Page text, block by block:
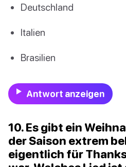
Deutschland
Italien
Brasilien
Antwort anzeigen
10. Es gibt ein
der Saison extrem
eigentlich für